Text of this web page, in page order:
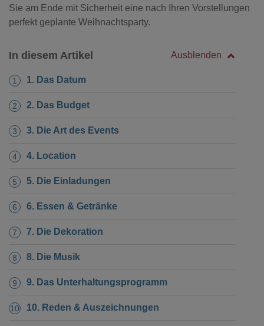
Sie am Ende mit Sicherheit eine nach Ihren Vorstellungen
perfekt geplante Weihnachtsparty.
In diesem Artikel Ausblenden
1. Das Datum
2. Das Budget
3. Die Art des Events
4. Location
5. Die Einladungen
6. Essen & Getränke
7. Die Dekoration
8. Die Musik
9. Das Unterhaltungsprogramm
10. Reden & Auszeichnungen